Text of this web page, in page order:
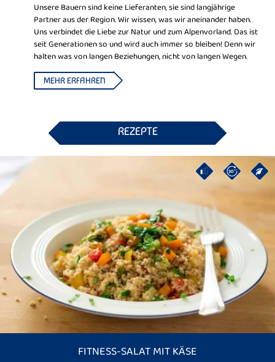
Unsere Bauern sind keine Lieferanten, sie sind langjährige
Partner aus der Region. Wir wissen, was wir aneinander haben.
Uns verbindet die Liebe zur Natur und zum Alpenvorland. Das ist
seit Generationen so und wird auch immer so bleiben! Denn wir
halten was von langen Beziehungen, nicht von langen Wegen.
MEHR ERFAHREN
REZEPTE
FITNESS-SALAT MIT KÄSE